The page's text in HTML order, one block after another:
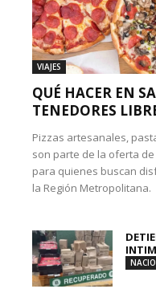
VIAJES
QUÉ HACER EN
TENEDORES
Pizzas artesanales,
son parte de la oferta
para quienes buscan
la Región Metropolitana.